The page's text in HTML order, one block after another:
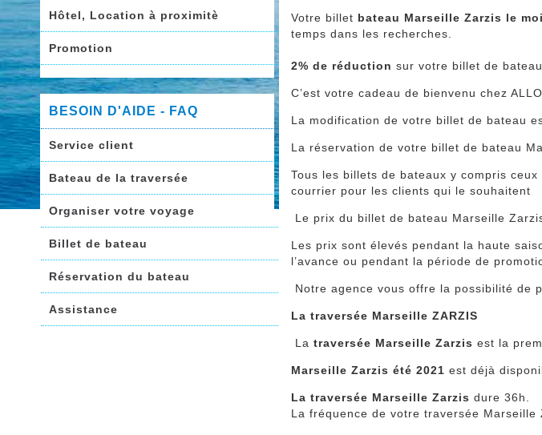
Hôtel, Location à proximitè
Promotion
BESOIN D'AIDE - FAQ
Service client
Bateau de la traversée
Organiser votre voyage
Billet de bateau
Réservation du bateau
Assistance
Votre billet bateau Marseille Zarzis le
temps dans les recherches.
2% de réduction sur votre billet de
C’est votre cadeau de bienvenu chez
La modification de votre billet de bateau
La réservation de votre billet de bateau
Tous les billets de bateaux y compris
courrier pour les clients qui le souhaitent
Le prix du billet de bateau Marseille
Les prix sont élevés pendant la haute
l’avance ou pendant la période de
Notre agence vous offre la possibilité de
La traversée Marseille ZARZIS
Latraversée Marseille Zarzis est la
Marseille Zarzis été 2021 est déjà
La traversée Marseille Zarzis dure 36h.
La fréquence de votre traversée